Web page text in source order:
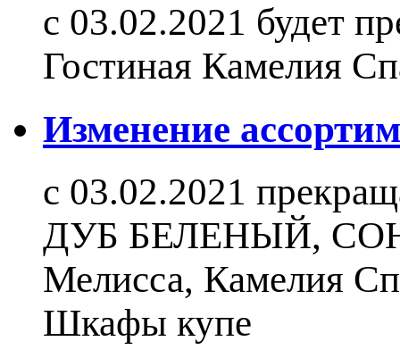
с 03.02.2021 будет
Гостиная Камелия
Изменение
c 03.02.2021
ДУБ БЕЛЕНЫЙ,
Мелисса, Камелия
Шкафы купе